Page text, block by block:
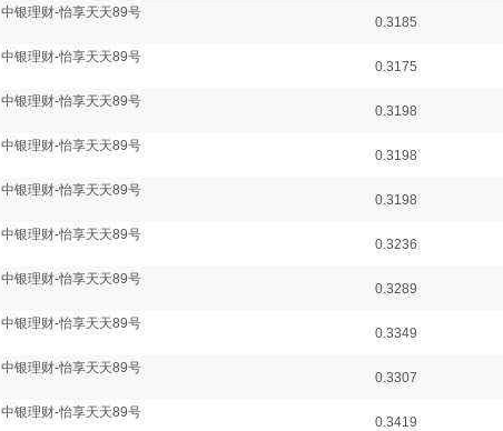
中银理财-怡享天天89号
0.3185
中银理财-怡享天天89号
0.3175
中银理财-怡享天天89号
0.3198
中银理财-怡享天天89号
0.3198
中银理财-怡享天天89号
0.3198
中银理财-怡享天天89号
0.3236
中银理财-怡享天天89号
0.3289
中银理财-怡享天天89号
0.3349
中银理财-怡享天天89号
0.3307
中银理财-怡享天天89号
0.3419